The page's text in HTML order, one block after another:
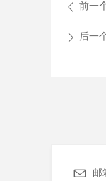
ꄴ 前一
ꄲ 后一
邮